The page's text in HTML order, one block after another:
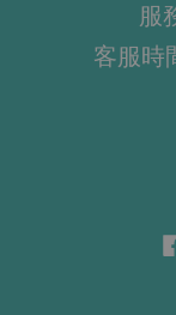
服
客服時